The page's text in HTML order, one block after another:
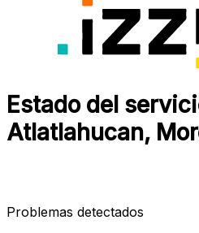
Estado del
Atlatlahucan,
Problemas detectados